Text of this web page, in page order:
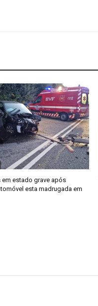
em estado grave após
esta madrugada em